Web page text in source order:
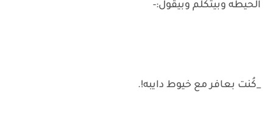
الحيطه وبيتكلم وبيقول:-
_كُنت بعافر مع خيوط دايبه!.